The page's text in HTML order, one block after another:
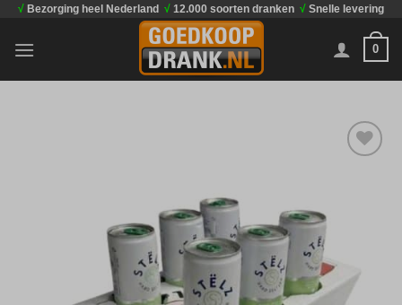
inhoud
√ Bezorging heel Nederland √ 12.000 soorten dranken √ Snelle levering
0